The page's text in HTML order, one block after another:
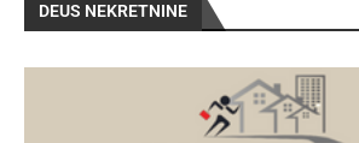
DEUS NEKRETNINE